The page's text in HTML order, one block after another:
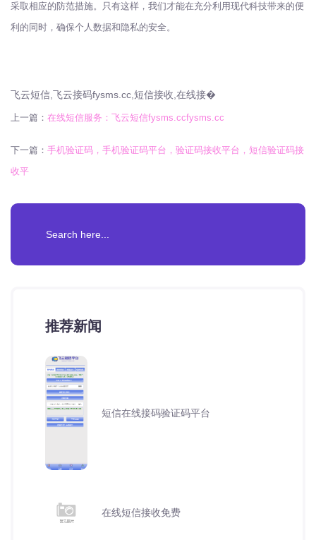
采取相应的防范措施。只有这样，我们才能在充分利用现代科技带来的便
利的同时，确保个人数据和隐私的安全。
飞云短信,飞云接码fysms.cc,短信接收,在线接�
上一篇： 在线短信服务：飞云短信fysms.ccfysms.cc
下一篇： 手机验证码，手机验证码平台，验证码接收平台，短信验证码接
收平
推荐新闻
短信在线接码验证码平台
在线短信接收免费